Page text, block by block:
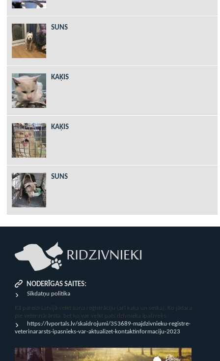
SUNS
KAĶIS
KAĶIS
SUNS
NODERĪGAS SAITES:
Sīkdatņu politika
Kā pareizi Latvijā veikt suņa reģistrāciju (arī kaķa un seska). Ko jādara
pie veterinārārsta, bet ko var veikt pats dzīvnieka īpašnieks.
https://lvportals.lv/skaidrojumi/353689-majdzivnieku-registre-
veterinararsts-ipasnieks-var-aktualizet-kontaktinformaciju-2023